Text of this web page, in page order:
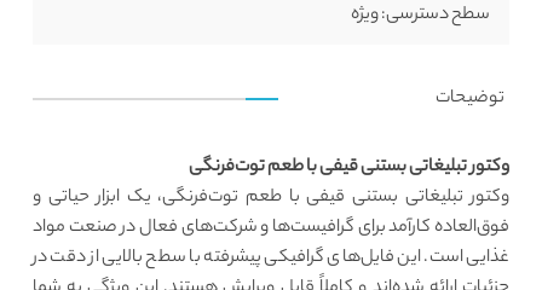
سطح دسترسی:ویژه
توضیحات
وکتور تبلیغاتی بستنی قیفی با طعم توت‌فرنگی
وکتور تبلیغاتی بستنی قیفی با طعم توت‌فرنگی، یک ابزار حیاتی و
فوق‌العاده کارآمد برای گرافیست‌ها و شرکت‌های فعال در صنعت مواد
غذایی است. این فایل‌های گرافیکی پیشرفته با سطح بالایی از دقت در